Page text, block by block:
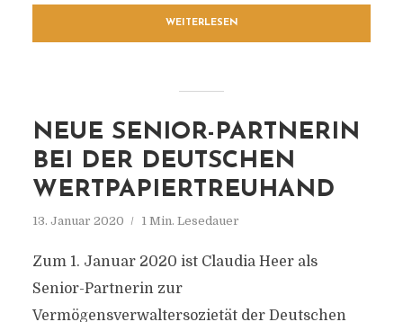
WEITERLESEN
NEUE SENIOR-PARTNERIN
BEI DER DEUTSCHEN
WERTPAPIERTREUHAND
13. Januar 2020 1 Min. Lesedauer
Zum 1. Januar 2020 ist Claudia Heer als
Senior-Partnerin zur
Vermögensverwaltersozietät der Deutschen